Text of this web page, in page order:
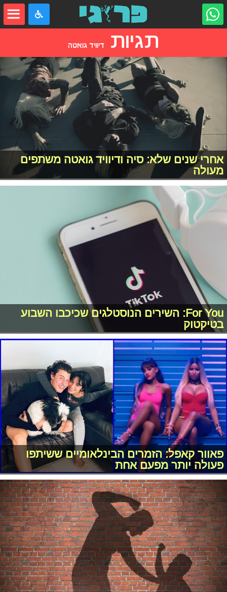
תגיות דיוויד גואטה
אחרי שנים שלא: סיה ודיוויד גואטה משתפים
מעולה
For You: השירים הנוסטלגים שכיכבו השבוע
בטיקטוק
פאוור קאפל: הזמרים הבינלאומיים ששיתפו
פעולה יותר מפעם אחת